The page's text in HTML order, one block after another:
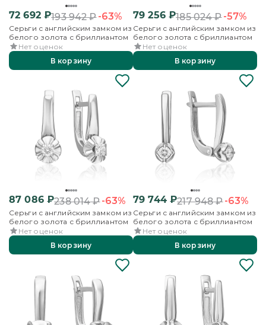
72 692₽193 942₽-63%
Серьги с английским замком из
белого золота с бриллиантом
Нет оценок
В корзину
79 256₽185 024₽-57%
Серьги с английским замком из
белого золота с бриллиантом
Нет оценок
В корзину
87 086₽238 014₽-63%
Серьги с английским замком из
белого золота с бриллиантом
Нет оценок
В корзину
79 744₽217 948₽-63%
Серьги с английским замком из
белого золота с бриллиантом
Нет оценок
В корзину